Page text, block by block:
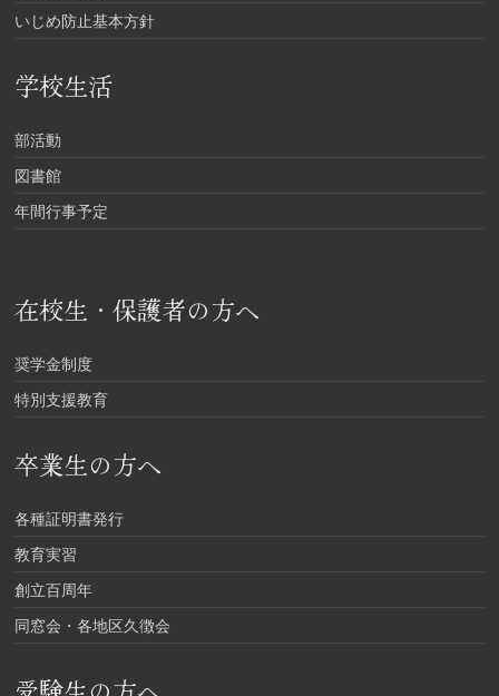
いじめ防止基本方針
学校生活
部活動
図書館
年間行事予定
在校生・保護者の方へ
奨学金制度
特別支援教育
卒業生の方へ
各種証明書発行
教育実習
創立百周年
同窓会・各地区久徴会